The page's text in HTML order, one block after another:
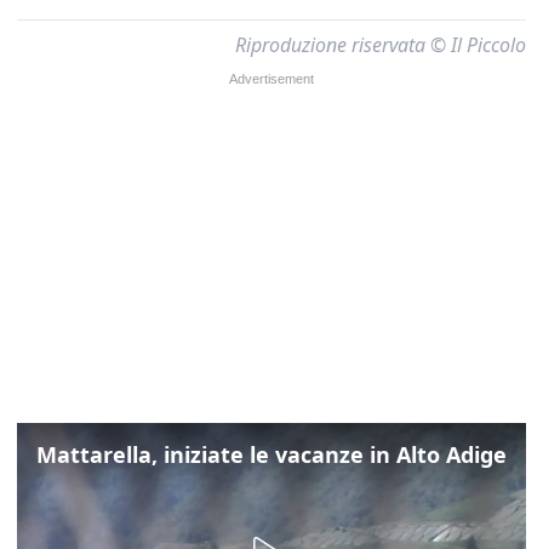
Riproduzione riservata © Il Piccolo
Mattarella, iniziate le vacanze in Alto Adige